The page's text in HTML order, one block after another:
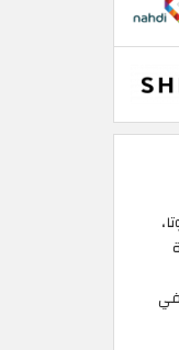
41 متجراً في